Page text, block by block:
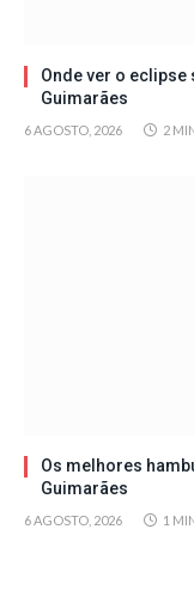
Onde ver o
Guimarães
6 AGOSTO, 2026 2
Os melhores
Guimarães
6 AGOSTO, 2026 1